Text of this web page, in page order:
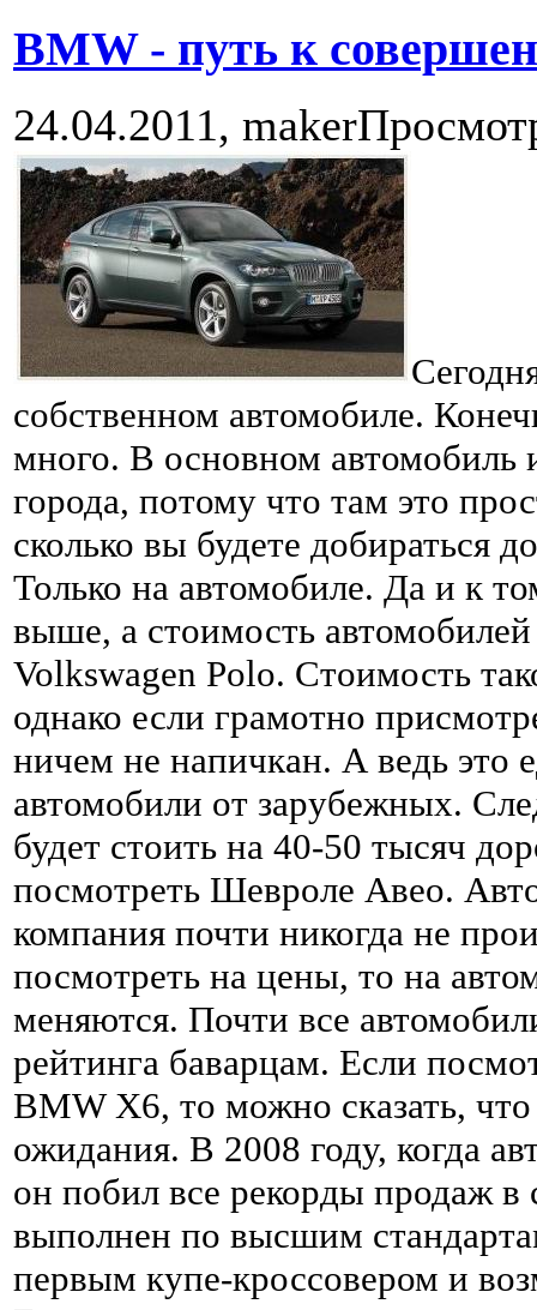
BMW - путь к
24.04.2011, maker
собственном автомобиле.
много. В основном автомобиль
города, потому что там это
сколько вы будете добираться
Только на автомобиле. Да и к
выше, а стоимость
Volkswagen Polo. Стоимость
однако если грамотно
ничем не напичкан. А ведь это
автомобили от зарубежных.
будет стоить на 40-50 тысяч
посмотреть Шевроле Авео.
компания почти никогда не
посмотреть на цены, то на
меняются. Почти все
рейтинга баварцам. Если
BMW X6, то можно сказать,
ожидания. В 2008 году, когда
он побил все рекорды продаж
выполнен по высшим
первым купе-кроссовером и